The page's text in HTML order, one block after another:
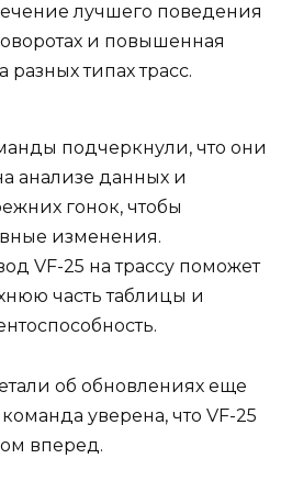
лучшего поведения
и повышенная
разных типах трасс.
подчеркнули, что они
анализе данных и
гонок, чтобы
изменения.
VF-25 на трассу поможет
часть таблицы и
об обновлениях еще
уверена, что VF-25
вперед.